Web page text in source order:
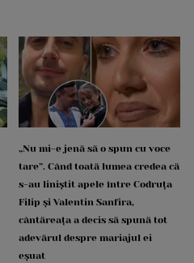
„Nu mi-e jenă să o spun cu voce
tare”. Când toată lumea credea că
s-au liniștit apele între Codruța
Filip și Valentin Sanfira,
cântăreața a decis să spună tot
adevărul despre mariajul ei
eșuat